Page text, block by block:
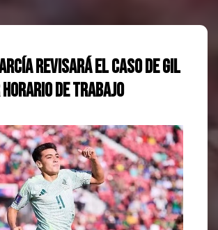
Revisará el Caso de Gil
de Trabajo